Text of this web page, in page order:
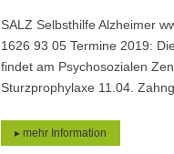
SALZ Selbsthilfe Alzheimer
1626 93 05 Termine 2019:
findet am Psychosozialen
Sturzprophylaxe 11.04.
▸ mehr Information